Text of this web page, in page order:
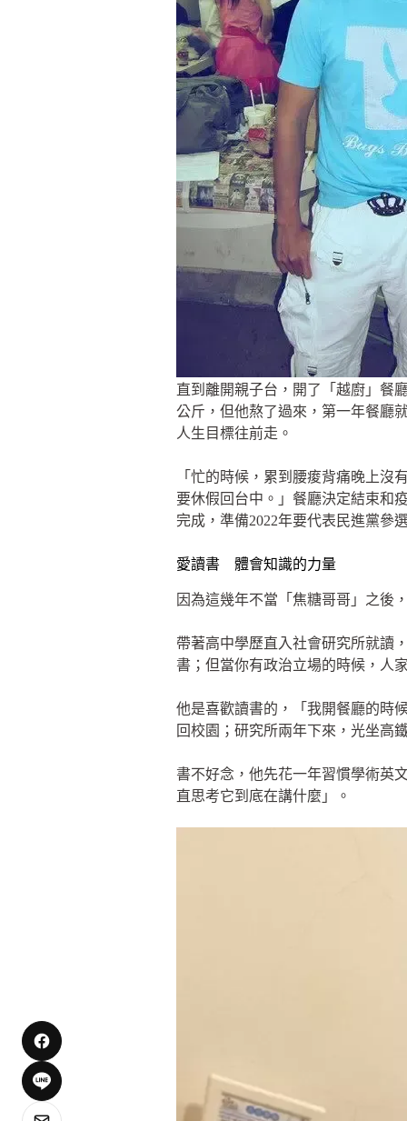
直到離開親子台，開了「越廚」餐
公斤，但他熬了過來，第一年餐廳
人生目標往前走。
「忙的時候，累到腰痠背痛晚上
要休假回台中。」餐廳決定結束和
完成，準備2022年要代表民進黨參
愛讀書 體會知識的力量
因為這幾年不當「焦糖哥哥」之後
帶著高中學歷直入社會研究所就讀
書；但當你有政治立場的時候，人
他是喜歡讀書的，「我開餐廳的時
回校園；研究所兩年下來，光坐高
書不好念，他先花一年習慣學術英
直思考它到底在講什麼」。